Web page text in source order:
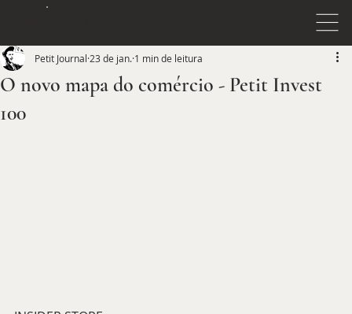
O novo mapa do comércio - Petit Invest
100
Petit Journal 23 de jan. 1 min de leitura